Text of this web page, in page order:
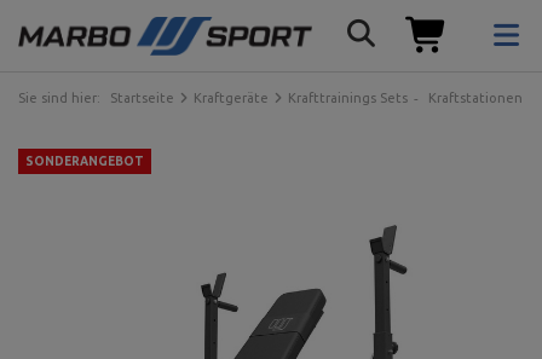
Sie sind hier: Startseite Kraftgeräte Krafttrainings Sets Kraftstationen
SONDERANGEBOT